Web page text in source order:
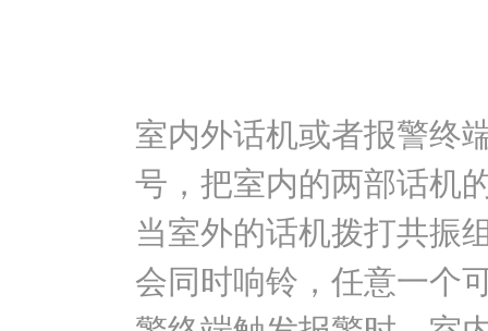
室内外话机或者报警终
号，把室内的两部话机
当室外的话机拨打共振
会同时响铃，任意一个